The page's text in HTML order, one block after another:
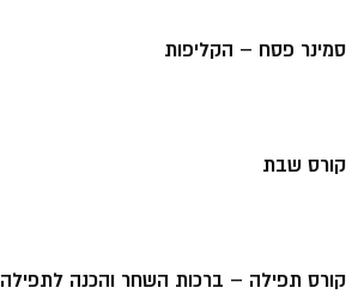
סמינר פסח – הקליפות
קורס שבת
קורס תפילה – ברכות השחר והכנה לתפילה